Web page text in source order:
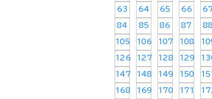
63 64 65 66
84 85 86 87 88
105 106 107 108
126 127 128 129
147 148 149 150
168 169 170 171